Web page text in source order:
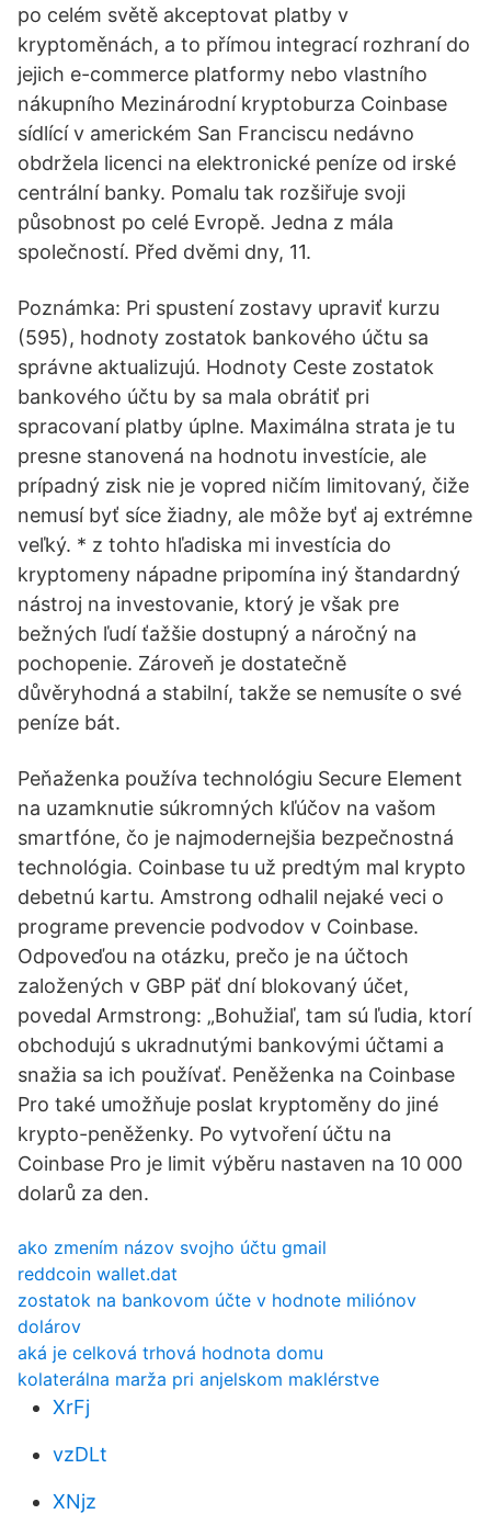
po celém světě akceptovat platby v
kryptoměnách, a to přímou integrací rozhraní do
jejich e-commerce platformy nebo vlastního
nákupního Mezinárodní kryptoburza Coinbase
sídlící v americkém San Franciscu nedávno
obdržela licenci na elektronické peníze od irské
centrální banky. Pomalu tak rozšiřuje svoji
působnost po celé Evropě. Jedna z mála
společností. Před dvěmi dny, 11.
Poznámka: Pri spustení zostavy upraviť kurzu
(595), hodnoty zostatok bankového účtu sa
správne aktualizujú. Hodnoty Ceste zostatok
bankového účtu by sa mala obrátiť pri
spracovaní platby úplne. Maximálna strata je tu
presne stanovená na hodnotu investície, ale
prípadný zisk nie je vopred ničím limitovaný, čiže
nemusí byť síce žiadny, ale môže byť aj extrémne
veľký. * z tohto hľadiska mi investícia do
kryptomeny nápadne pripomína iný štandardný
nástroj na investovanie, ktorý je však pre
bežných ľudí ťažšie dostupný a náročný na
pochopenie. Zároveň je dostatečně
důvěryhodná a stabilní, takže se nemusíte o své
peníze bát.
Peňaženka používa technológiu Secure Element
na uzamknutie súkromných kľúčov na vašom
smartfóne, čo je najmodernejšia bezpečnostná
technológia. Coinbase tu už predtým mal krypto
debetnú kartu. Amstrong odhalil nejaké veci o
programe prevencie podvodov v Coinbase.
Odpoveďou na otázku, prečo je na účtoch
založených v GBP päť dní blokovaný účet,
povedal Armstrong: „Bohužiaľ, tam sú ľudia, ktorí
obchodujú s ukradnutými bankovými účtami a
snažia sa ich používať. Peněženka na Coinbase
Pro také umožňuje poslat kryptoměny do jiné
krypto-peněženky. Po vytvoření účtu na
Coinbase Pro je limit výběru nastaven na 10 000
dolarů za den.
ako zmením názov svojho účtu gmail
reddcoin wallet.dat
zostatok na bankovom účte v hodnote miliónov
dolárov
aká je celková trhová hodnota domu
kolaterálna marža pri anjelskom maklérstve
XrFj
vzDLt
XNjz